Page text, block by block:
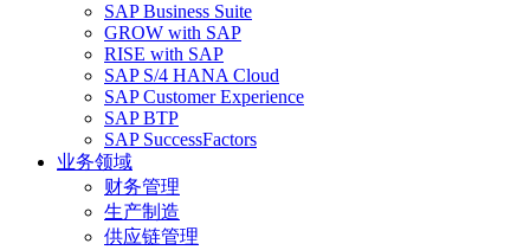
SAP Business Suite
GROW with SAP
RISE with SAP
SAP S/4 HANA Cloud
SAP Customer Experience
SAP BTP
SAP SuccessFactors
业务领域
财务管理
生产制造
供应链管理